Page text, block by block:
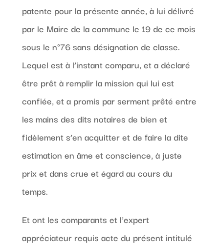
patente pour la présente année, à lui délivré
par le Maire de la commune le 19 de ce mois
sous le n°76 sans désignation de classe.
Lequel est à l’instant comparu, et a déclaré
être prêt à remplir la mission qui lui est
confiée, et a promis par serment prêté entre
les mains des dits notaires de bien et
fidèlement s’en acquitter et de faire la dite
estimation en âme et conscience, à juste
prix et dans crue et égard au cours du
temps.
Et ont les comparants et l’expert
appréciateur requis acte du présent intitulé